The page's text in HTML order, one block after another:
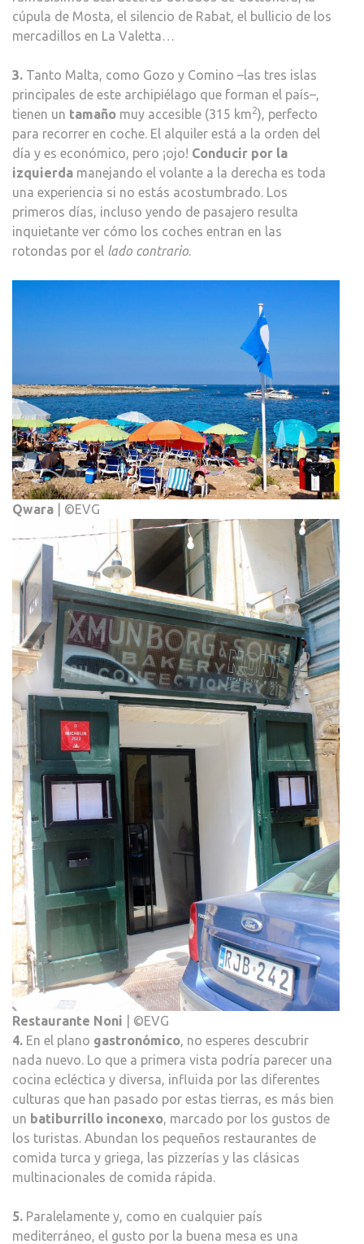
cúpula de Mosta, el silencio de Rabat, el bullicio de los
mercadillos en La Valetta…
3. Tanto Malta, como Gozo y Comino –las tres islas
principales de este archipiélago que forman el país–,
tienen un tamaño muy accesible (315 km2), perfecto
para recorrer en coche. El alquiler está a la orden del
día y es económico, pero ¡ojo! Conducir por la
izquierda manejando el volante a la derecha es toda
una experiencia si no estás acostumbrado. Los
primeros días, incluso yendo de pasajero resulta
inquietante ver cómo los coches entran en las
rotondas por el lado contrario.
Qwara | ©EVG
Restaurante Noni | ©EVG
4. En el plano gastronómico, no esperes descubrir
nada nuevo. Lo que a primera vista podría parecer una
cocina ecléctica y diversa, influida por las diferentes
culturas que han pasado por estas tierras, es más bien
un batiburrillo inconexo, marcado por los gustos de
los turistas. Abundan los pequeños restaurantes de
comida turca y griega, las pizzerías y las clásicas
multinacionales de comida rápida.
5. Paralelamente y, como en cualquier país
mediterráneo, el gusto por la buena mesa es una